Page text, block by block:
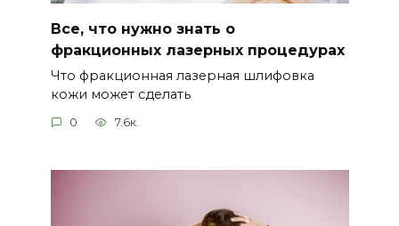
Все, что нужно знать о
фракционных лазерных процедурах
Что фракционная лазерная шлифовка
кожи может сделать
0 7.6к.